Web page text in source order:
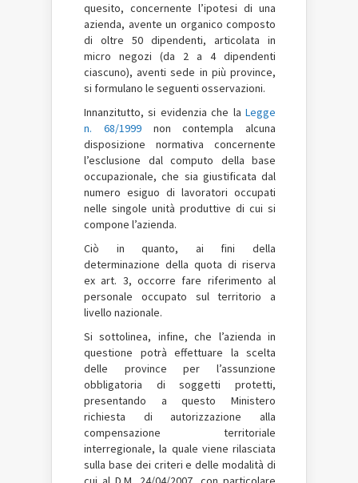
quesito, concernente l’ipotesi di una
azienda, avente un organico composto
di oltre 50 dipendenti, articolata in
micro negozi (da 2 a 4 dipendenti
ciascuno), aventi sede in più province,
si formulano le seguenti osservazioni.
Innanzitutto, si evidenzia che la Legge
n. 68/1999non contempla alcuna
disposizione normativa concernente
l’esclusione dal computo della base
occupazionale, che sia giustificata dal
numero esiguo di lavoratori occupati
nelle singole unità produttive di cui si
compone l’azienda.
Ciò in quanto, ai fini della
determinazione della quota di riserva
ex art. 3, occorre fare riferimento al
personale occupato sul territorio a
livello nazionale.
Si sottolinea, infine, che l’azienda in
questione potrà effettuare la scelta
delle province per l’assunzione
obbligatoria di soggetti protetti,
presentando a questo Ministero
richiesta di autorizzazione alla
compensazione territoriale
interregionale, la quale viene rilasciata
sulla base dei criteri e delle modalità di